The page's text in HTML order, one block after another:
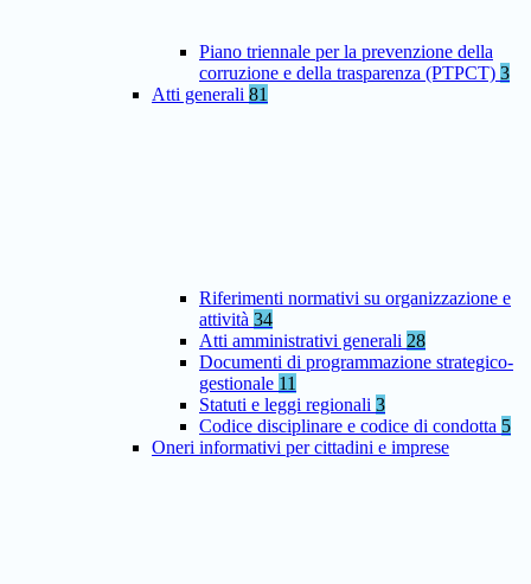
Piano triennale per la prevenzione della
corruzione e della trasparenza (PTPCT) 3
Atti generali 81
Riferimenti normativi su organizzazione e
attività 34
Atti amministrativi generali 28
Documenti di programmazione strategico-
gestionale 11
Statuti e leggi regionali 3
Codice disciplinare e codice di condotta 5
Oneri informativi per cittadini e imprese